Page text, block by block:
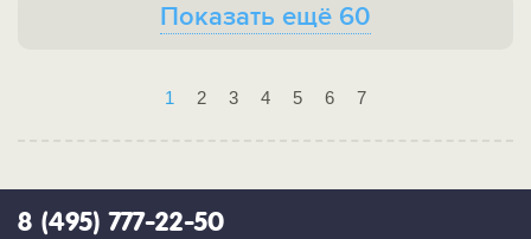
Показать ещё 60
1 2 3 4 5 6 7
8 (495) 777-22-50